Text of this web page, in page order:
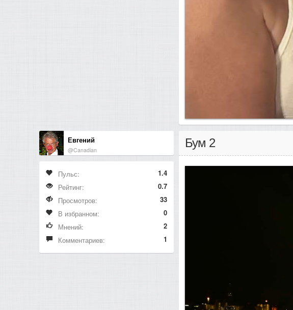
Евгений
@Canadian
Пульс:
1.4
Рейтинг:
0.7
Просмотров:
33
В избранном:
0
Мнений:
2
Комментариев:
1
Бум 2